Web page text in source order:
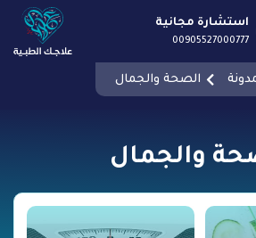
استشارة مجانية
00905527000777
الصحة والجمال
والجمال